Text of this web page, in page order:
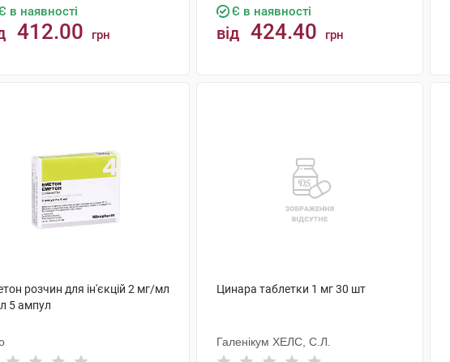
в наявності
412.00 грн
Є в наявності
від 424.40 грн
розчин для ін'єкцій 2 мг/мл
5 ампул
Цинара таблетки 1 мг 30 шт
Галенікум ХЕЛС, С.Л.